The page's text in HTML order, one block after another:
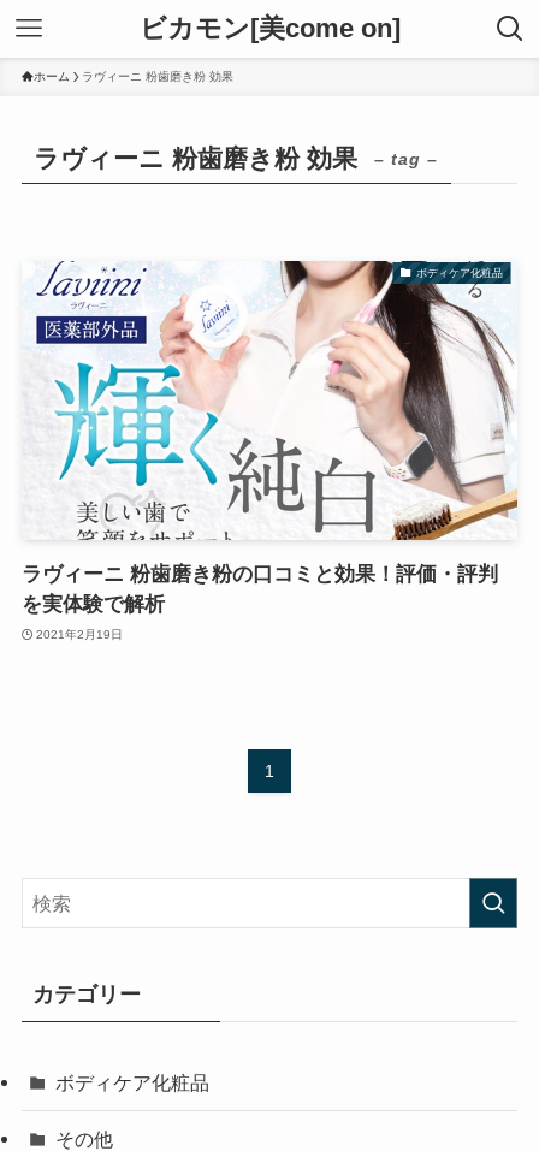
ビカモン[美come on]
ホーム ラヴィーニ 粉歯磨き粉 効果
ラヴィーニ 粉歯磨き粉 効果 – tag –
ボディケア化粧品
ラヴィーニ 粉歯磨き粉の口コミと効果！評価・評判
を実体験で解析
2021年2月19日
1
カテゴリー
ボディケア化粧品
その他